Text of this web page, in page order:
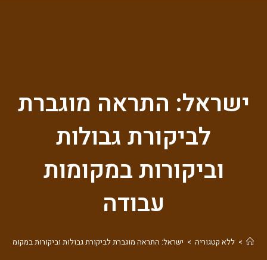
ישראל: התראה מוגברת
לביקורת גבולות
וביקורות במקומות
עבודה
> ללא קטגוריה > ישראל: התראה מוגברת לביקורת גבולות וביקורות במקומות